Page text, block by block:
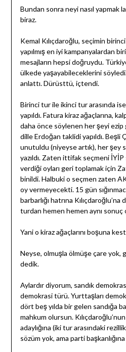
Bundan sonra neyi nasıl yapmak
biraz.
Kemal Kılıçdaroğlu, seçimin
yapılmış en iyi kampanyalardan
mesajların hepsi doğruydu.
ülkede yaşayabileceklerini
anlattı. Dürüsttü, içtendi.
Birinci tur ile ikinci tur arasında
yapıldı. Fatura kiraz ağaçlarına,
daha önce söylenen her şeyi
dille Erdoğan taklidi yapıldı. Beşli
unutuldu (niyeyse artık), her şey
yazıldı. Zaten ittifak seçmeni
verdiği oyları geri toplamak için
binildi. Halbuki o seçmen zaten
oy vermeyecekti. 15 gün
barbarlığı hatrına
turdan hemen hemen aynı sonuç
Yani o kiraz ağaçlarını boşuna
Neyse, olmuşla ölmüşe çare yok,
dedik.
Aylardır diyorum, sandık
demokrasi türü. Yurttaşları
dört beş yılda bir gelen sandığa
mahkum olursun.
adaylığına (iki tur arasındaki
sözüm yok, ama parti başkanlığına